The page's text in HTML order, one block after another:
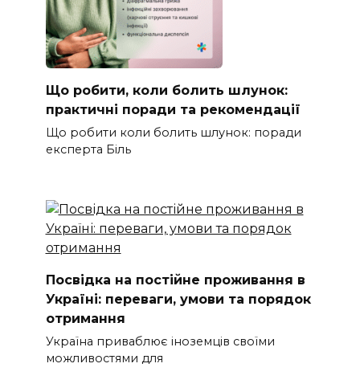
Що робити, коли болить шлунок:
практичні поради та рекомендації
Що робити коли болить шлунок: поради
експерта Біль
Посвідка на постійне проживання в
Україні: переваги, умови та порядок
отримання
Україна приваблює іноземців своїми
можливостями для